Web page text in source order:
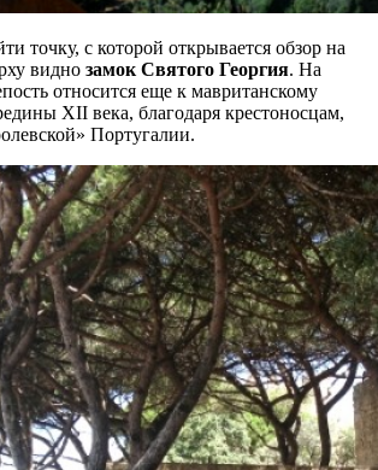
точку, с которой открывается обзор на
видно замок Святого Георгия. На
относится еще к мавританскому
XII века, благодаря крестоносцам,
Португалии.